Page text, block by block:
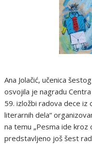
Ana Jolačić, učenica
osvojila je nagradu
59. izložbi radova dece iz
literarnih dela“
na temu „Pesma ide kroz
predstavljeno još šest